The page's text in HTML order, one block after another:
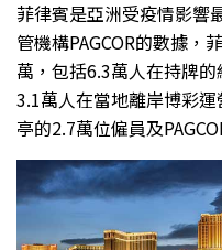
菲律賓是亞洲受疫情影響
管機構PAGCOR的數據，
萬，包括6.3萬人在持牌
3.1萬人在當地離岸博彩
亭的2.7萬位僱員及